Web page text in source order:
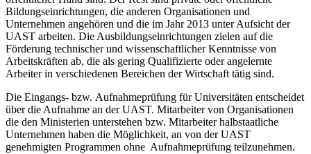
Bildungseinrichtungen, die anderen Organisationen und
Unternehmen angehören und die im Jahr 2013 unter Aufsicht der
UAST arbeiten. Die Ausbildungseinrichtungen zielen auf die
Förderung technischer und wissenschaftlicher Kenntnisse von
Arbeitskräften ab, die als gering Qualifizierte oder angelernte
Arbeiter in verschiedenen Bereichen der Wirtschaft tätig sind.
Die Eingangs- bzw. Aufnahmeprüfung für Universitäten entscheidet
über die Aufnahme an der UAST. Mitarbeiter von Organisationen
die den Ministerien unterstehen bzw. Mitarbeiter halbstaatliche
Unternehmen haben die Möglichkeit, an von der UAST
genehmigten Programmen ohne Aufnahmeprüfung teilzunehmen.